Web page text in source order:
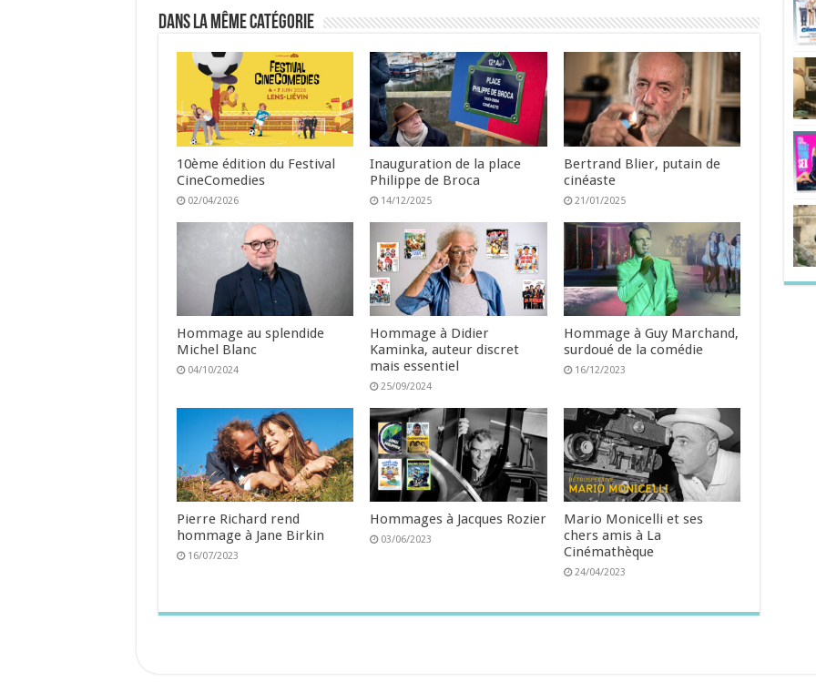
Dans la même catégorie
10ème édition du Festival
CineComedies
02/04/2026
Inauguration de la place
Philippe de Broca
14/12/2025
Bertrand Blier, putain de
cinéaste
21/01/2025
Hommage au splendide
Michel Blanc
04/10/2024
Hommage à Didier
Kaminka, auteur discret
mais essentiel
25/09/2024
Hommage à Guy Marchand,
surdoué de la comédie
16/12/2023
Pierre Richard rend
hommage à Jane Birkin
16/07/2023
Hommages à Jacques Rozier
03/06/2023
Mario Monicelli et ses
chers amis à La
Cinémathèque
24/04/2023